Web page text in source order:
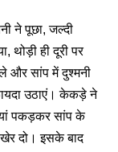
ने पूछा, जल्दी
ही दूरी पर
और सांप में दुश्मनी
उठाएं। केकड़े ने
पकड़कर सांप के
दो। इसके बाद